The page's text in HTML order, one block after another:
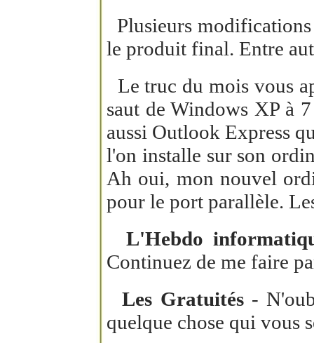
Plusieurs
le produit final. Entre
Le truc du mois vous
saut de Windows XP à
aussi Outlook Express
l'on installe sur son
Ah oui, mon nouvel
pour le port parallèle.
L'Hebdo
Continuez de me faire
Les Gratuités-
quelque chose qui vous